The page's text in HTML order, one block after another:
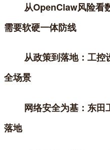
从OpenClaw风险看
需要软硬一体防线
从政策到落地：工控
全场景
网络安全为基：东田
落地